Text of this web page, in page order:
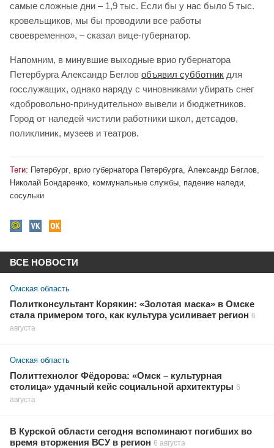
самые сложные дни – 1,9 тыс. Если бы у нас было 5 тыс.
кровельщиков, мы бы проводили все работы
своевременно», – сказал вице-губернатор.
Напомним, в минувшие выходные врио губернатора
Петербурга Александр Беглов объявил субботник для
госслужащих, однако наряду с чиновниками убирать снег
«добровольно-принудительно» вывели и бюджетников.
Город от наледей чистили работники школ, детсадов,
поликлиник, музеев и театров.
Теги: Петербург врио губернатора Петербурга Александр Беглов
Николай Бондаренко коммунальные службы падение наледи
сосульки
ВСЕ НОВОСТИ
Омская область
Политконсультант Корякин: «Золотая маска» в Омске
стала примером того, как культура усиливает регион 6
августа
Омская область
Политтехнолог Фёдорова: «Омск – культурная
столица» удачный кейс социальной архитектуры 6
августа
В Курской области сегодня вспоминают погибших во
время вторжения ВСУ в регион 6 августа